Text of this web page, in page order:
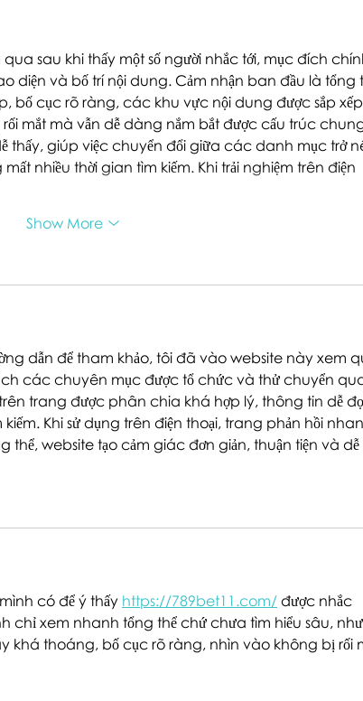
sau khi thấy một số người nhắc tới, mục đích
diện và bố trí nội dung. Cảm nhận ban đầu là tổng
bố cục rõ ràng, các khu vực nội dung được sắp xếp
mắt mà vẫn dễ dàng nắm bắt được cấu trúc
thấy, giúp việc chuyển đổi giữa các danh mục trở
nhiều thời gian tìm kiếm. Khi trải nghiệm trên điện
Show More
dẫn để tham khảo, tôi đã vào website này xem
các chuyên mục được tổ chức và thử chuyển
trang được phân chia khá hợp lý, thông tin dễ
Khi sử dụng trên điện thoại, trang phản hồi
thể, website tạo cảm giác đơn giản, thuận tiện và dễ
có để ý thấy https://789bet11.com/ được nhắc
chỉ xem nhanh tổng thể chứ chưa tìm hiểu sâu,
khá thoáng, bố cục rõ ràng, nhìn vào không bị rối